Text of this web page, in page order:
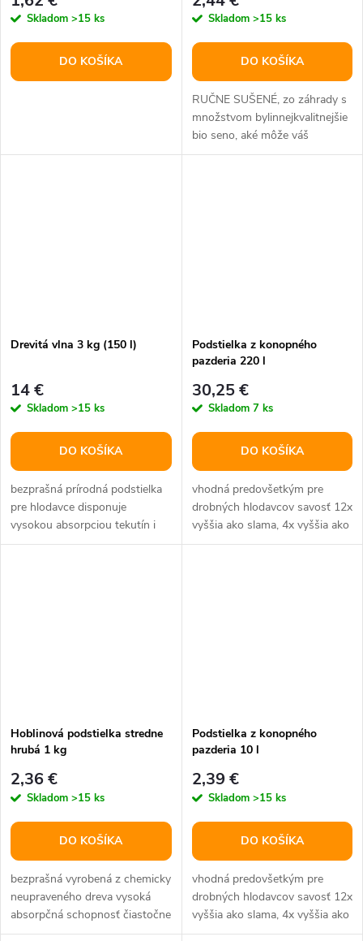
Skladom >15 ks
DO KOŠÍKA
Skladom >15 ks
DO KOŠÍKA
RUČNE SUŠENÉ, zo záhrady s
množstvom bylinnejkvalitnejšie
bio seno, aké môže váš
maznáčik dostať. zloženie: bez...
Drevitá vlna 3 kg (150 l)
14 €
Skladom >15 ks
DO KOŠÍKA
bezprašná prírodná podstielka
pre hlodavce disponuje
vysokou absorpciou tekutín i
pachov funguje skvele ako
Podstielka z konopného
pazderia 220 l
30,25 €
Skladom 7 ks
DO KOŠÍKA
vhodná predovšetkým pre
drobných hlodavcov savosť 12x
vyššia ako slama, 4x vyššia ako
hobliny takmer bezprašná...
Hoblinová podstielka stredne
hrubá 1 kg
2,36 €
Skladom >15 ks
DO KOŠÍKA
bezprašná vyrobená z chemicky
neupraveného dreva vysoká
absorpčná schopnosť čiastočne
pohlcuje pachy materiál:
Podstielka z konopného
pazderia 10 l
2,39 €
Skladom >15 ks
DO KOŠÍKA
vhodná predovšetkým pre
drobných hlodavcov savosť 12x
vyššia ako slama, 4x vyššia ako
hobliny takmer bezprašná...